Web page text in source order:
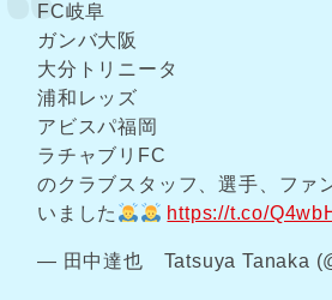
FC岐阜
ガンバ大阪
大分トリニータ
浦和レッズ
アビスパ福岡
ラチャブリFC
のクラブスタッフ、選手、ファ
いました
https://t.co/
— 田中達也 Tatsuya Tanaka